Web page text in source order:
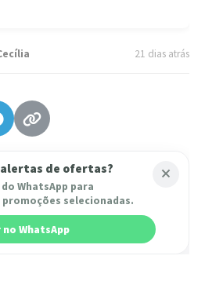
21 dias atrás
de ofertas?
WhatsApp para
promoções selecionadas.
WhatsApp